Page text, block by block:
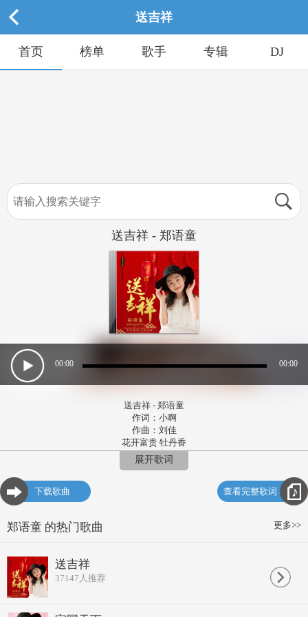
送吉祥
首页 榜单 歌手 专辑 DJ
送吉祥 - 郑语童
00:00 00:00
送吉祥 - 郑语童
作词：小啊
作曲：刘佳
花开富贵 牡丹香
四时吉庆 万年长
春风徐徐 彩云荡漾
春风送暖 送吉祥
送来盛世 幸福时光
展开歌词
下载歌曲 查看完整歌词
更多>>
郑语童 的热门歌曲
送吉祥
37147 人推荐